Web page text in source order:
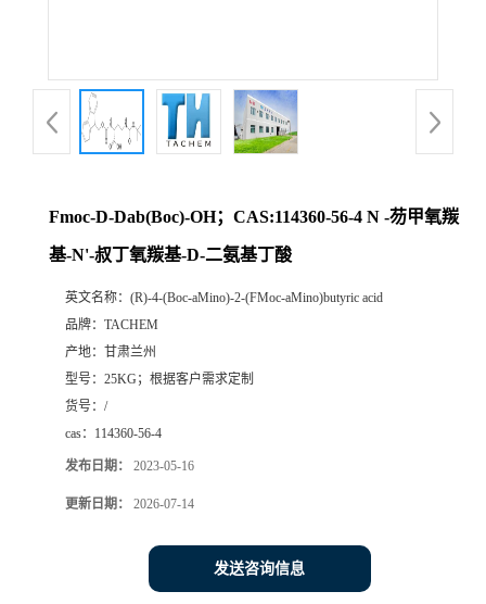
Fmoc-D-Dab(Boc)-OH；CAS:114360-56-4 N -芴甲氧羰
基-N'-叔丁氧羰基-D-二氨基丁酸
英文名称： (R)-4-(Boc-aMino)-2-(FMoc-aMino)butyric acid
品牌： TACHEM
产地： 甘肃兰州
型号： 25KG；根据客户需求定制
货号： /
cas： 114360-56-4
发布日期： 2023-05-16
更新日期： 2026-07-14
发送咨询信息